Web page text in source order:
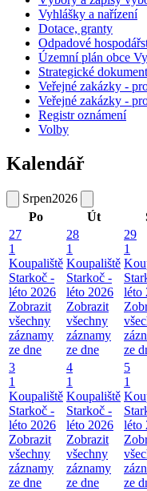
Vyhlášky a nařízení
Dotace, granty
Odpadové
Územní plán obce
Strategické
Veřejné zakázky -
Veřejné zakázky -
Registr oznámení
Volby
Kalendář
Srpen2026
Po
Út
27
1
Koupaliště
Starkoč -
léto 2026
Zobrazit
všechny
záznamy
ze dne
28
1
Koupaliště
Starkoč -
léto 2026
Zobrazit
všechny
záznamy
ze dne
29
1
léto
ze
3
1
Koupaliště
Starkoč -
léto 2026
Zobrazit
všechny
záznamy
ze dne
4
1
Koupaliště
Starkoč -
léto 2026
Zobrazit
všechny
záznamy
ze dne
5
1
léto
ze